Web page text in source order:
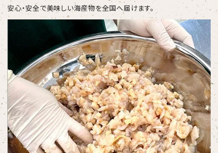
安心・安全で美味しい海産物を全国へ届けます。